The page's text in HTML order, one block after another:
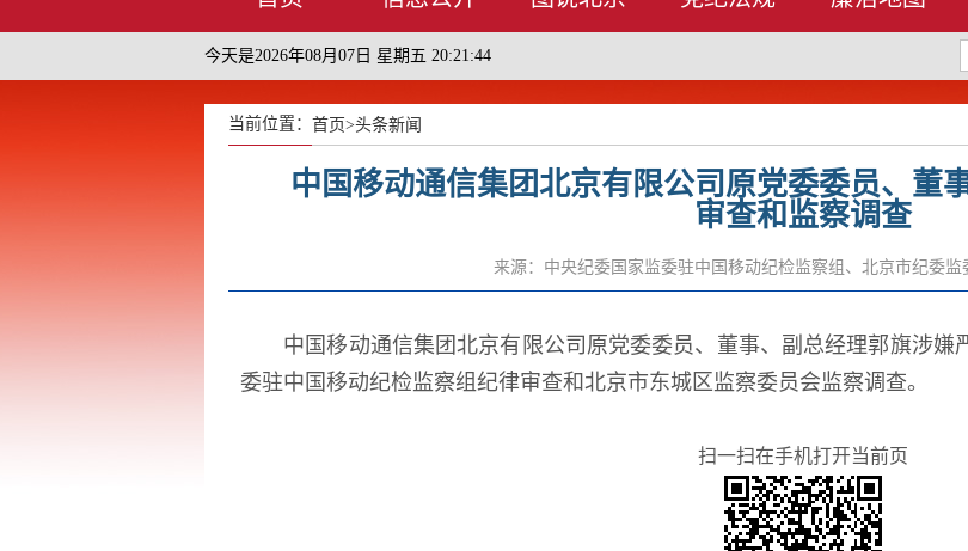
今天是2026年08月07日 星期五 20:21:44
当前位置： 首页>头条新闻
中国移动通信集团北京有限公司原党委委员、董
审查和监察调查
来源：中央纪委国家监委驻中国移动纪检监察组、北京市纪委监
中国移动通信集团北京有限公司原党委委员、董事、副总经理郭旗涉
委驻中国移动纪检监察组纪律审查和北京市东城区监察委员会监察调查。
扫一扫在手机打开当前页